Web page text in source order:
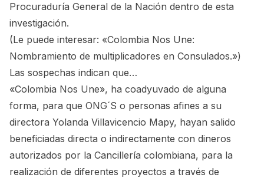
Procuraduría General de la Nación dentro de esta
investigación.
(Le puede interesar: «Colombia Nos Une:
Nombramiento de multiplicadores en Consulados.»)
Las sospechas indican que…
«Colombia Nos Une», ha coadyuvado de alguna
forma, para que ONG´S o personas afines a su
directora Yolanda Villavicencio Mapy, hayan salido
beneficiadas directa o indirectamente con dineros
autorizados por la Cancillería colombiana, para la
realización de diferentes proyectos a través de